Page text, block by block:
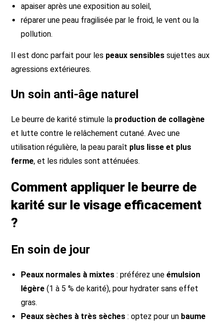
apaiser après une exposition au soleil,
réparer une peau fragilisée par le froid, le vent ou la
pollution.
Il est donc parfait pour les peaux sensibles sujettes aux
agressions extérieures.
Un soin anti-âge naturel
Le beurre de karité stimule la production de collagène
et lutte contre le relâchement cutané. Avec une
utilisation régulière, la peau paraît plus lisse et plus
ferme, et les ridules sont atténuées.
Comment appliquer le beurre de
karité sur le visage efficacement
?
En soin de jour
Peaux normales à mixtes : préférez uneémulsion
légère (1 à 5 % de karité), pour hydrater sans effet
gras.
Peaux sèches à très sèches : optez pour un baume